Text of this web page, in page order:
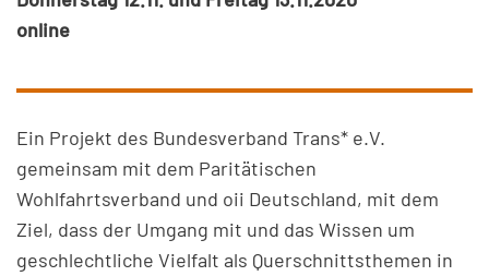
online
Ein Projekt des Bundesverband Trans* e.V.
gemeinsam mit dem Paritätischen
Wohlfahrtsverband und oii Deutschland, mit dem
Ziel, dass der Umgang mit und das Wissen um
geschlechtliche Vielfalt als Querschnittsthemen in